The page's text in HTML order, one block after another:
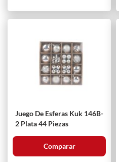
Juego De Esferas Kuk 146B-
2 Plata 44 Piezas
Comparar